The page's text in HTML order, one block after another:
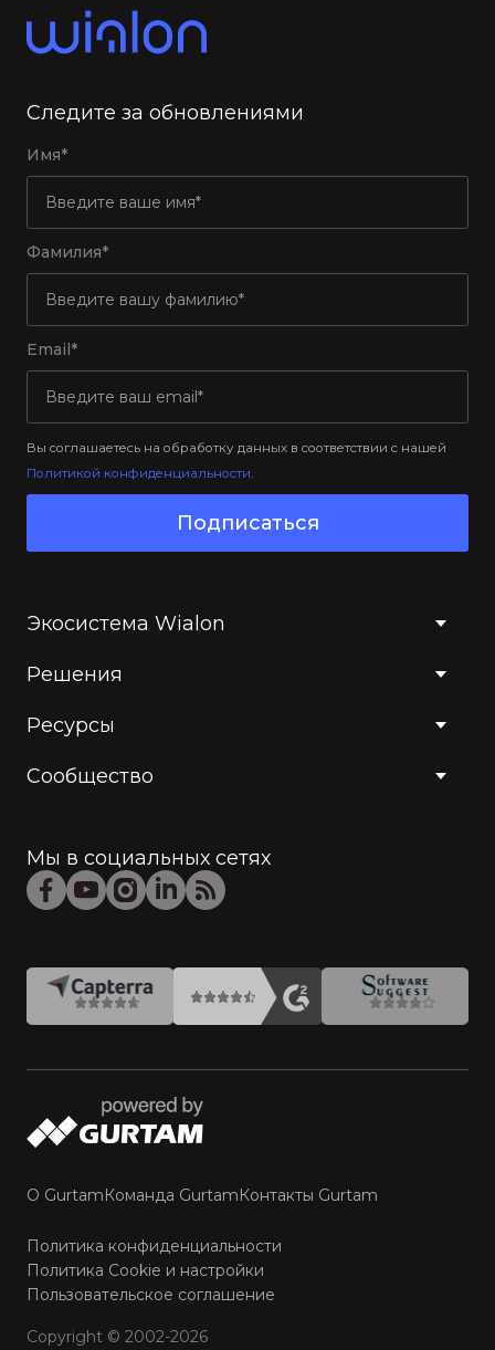
Следите за обновлениями
Имя*
Фамилия*
Email*
Вы соглашаетесь на обработку данных в соответствии с нашей
Политикой конфиденциальности.
Подписаться
Экосистема Wialon
Решения
Ресурсы
Сообщество
Мы в социальных сетях
О GurtamКоманда GurtamКонтакты Gurtam
Политика конфиденциальности
Политика Cookie и настройки
Пользовательское соглашение
Copyright © 2002-2026